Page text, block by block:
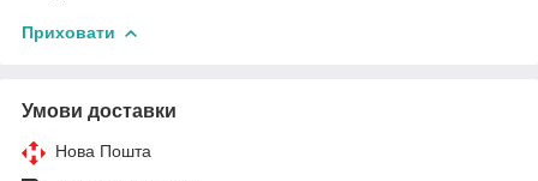
Приховати
Умови доставки
Нова Пошта